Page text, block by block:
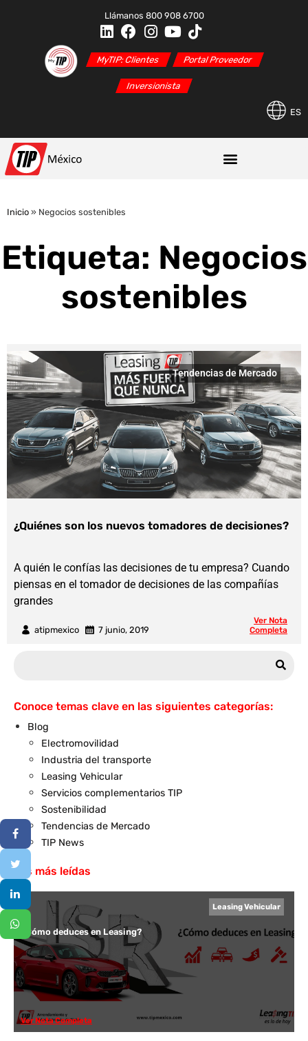
Llámanos 800 908 6700
MyTIP: Clientes Portal Proveedor
Inversionista
ES
Inicio » Negocios sostenibles
Etiqueta: Negocios
sostenibles
¿Quiénes son los nuevos tomadores de decisiones?
atipmexico 7 junio, 2019
Tendencias de Mercado
A quién le confías las decisiones de tu empresa? Cuando
piensas en el tomador de decisiones de las compañías
grandes
Ver Nota
Completa
Conoce temas clave en las siguientes categorías:
Blog
Electromovilidad
Industria del transporte
Leasing Vehicular
Servicios complementarios TIP
Sostenibilidad
Tendencias de Mercado
TIP News
Las más leídas
Leasing Vehicular
¿Cómo deduces en Leasing?
Ver Nota Completa